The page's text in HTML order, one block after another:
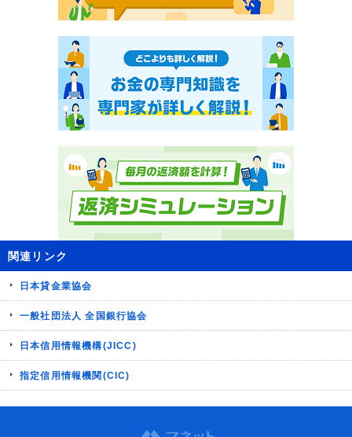
関連リンク
日本貸金業協会
一般社団法人 全国銀行協会
日本信用情報機構(JICC)
指定信用情報機関(CIC)